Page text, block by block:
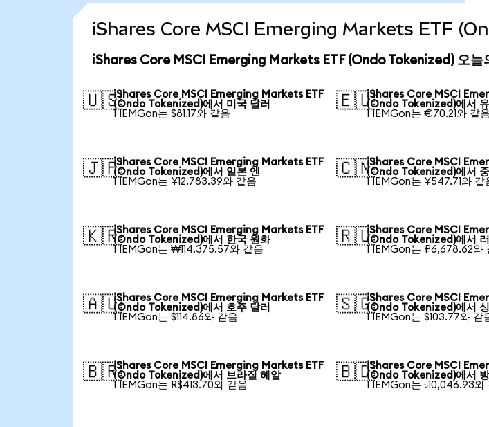
iShares Core MSCI Emerging Markets ETF
iShares Core MSCI Emerging Markets ETF (Ondo Tokenized) 오늘
🇺🇸iShares Core MSCI Emerging Markets ETF
(Ondo Tokenized)에서 미국 달러
1 IEMGon는 $81.17와 같음
🇪🇺iShares Core MSCI
(Ondo Tokenized)에서
1 IEMGon는 €70.21와 같음
🇯🇵iShares Core MSCI Emerging Markets ETF
(Ondo Tokenized)에서 일본 엔
1 IEMGon는 ¥12,783.39와 같음
🇨🇳iShares Core MSCI
(Ondo Tokenized)에서
1 IEMGon는 ¥547.71와 같
🇰🇷iShares Core MSCI Emerging Markets ETF
(Ondo Tokenized)에서 한국 원화
1 IEMGon는 ₩114,375.57와 같음
🇷🇺iShares Core MSCI
(Ondo Tokenized)에서
1 IEMGon는 ₽6,678.62와
🇦🇺iShares Core MSCI Emerging Markets ETF
(Ondo Tokenized)에서 호주 달러
1 IEMGon는 $114.86와 같음
🇸🇬iShares Core MSCI
(Ondo Tokenized)에서
1 IEMGon는 $103.77와 같
🇧🇷iShares Core MSCI Emerging Markets ETF
(Ondo Tokenized)에서 브라질 헤알
1 IEMGon는 R$413.70와 같음
🇧🇩iShares Core MSCI
(Ondo Tokenized)에서
1 IEMGon는 ৳10,046.93와